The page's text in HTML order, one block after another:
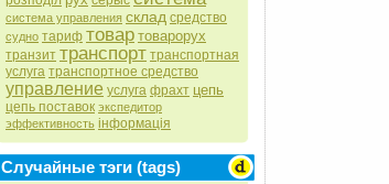
система управления склад средство
судно тариф товар товарорух
транзит транспорт транспортная
услуга транспортное средство
управление услуга фрахт цепь
цепь поставок экспедитор
эффективность інформація
Случайные тэги (tags)